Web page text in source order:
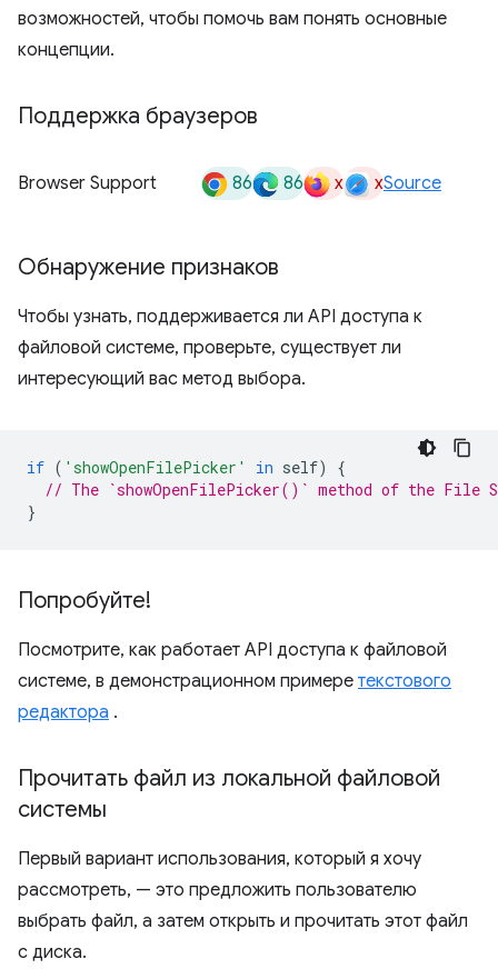
возможностей, чтобы помочь вам понять основные
концепции.
Поддержка браузеров
Browser Support 86 86 x xSource
Обнаружение признаков
Чтобы узнать, поддерживается ли API доступа к
файловой системе, проверьте, существует ли
интересующий вас метод выбора.
if ( 'showOpenFilePicker' in self)
{
// The `showOpenFilePicker()` method of the File
}
Попробуйте!
Посмотрите, как работает API доступа к файловой
системе, в демонстрационном примере текстового
редактора .
Прочитать файл из локальной файловой
системы
Первый вариант использования, который я хочу
рассмотреть, — это предложить пользователю
выбрать файл, а затем открыть и прочитать этот файл
с диска.